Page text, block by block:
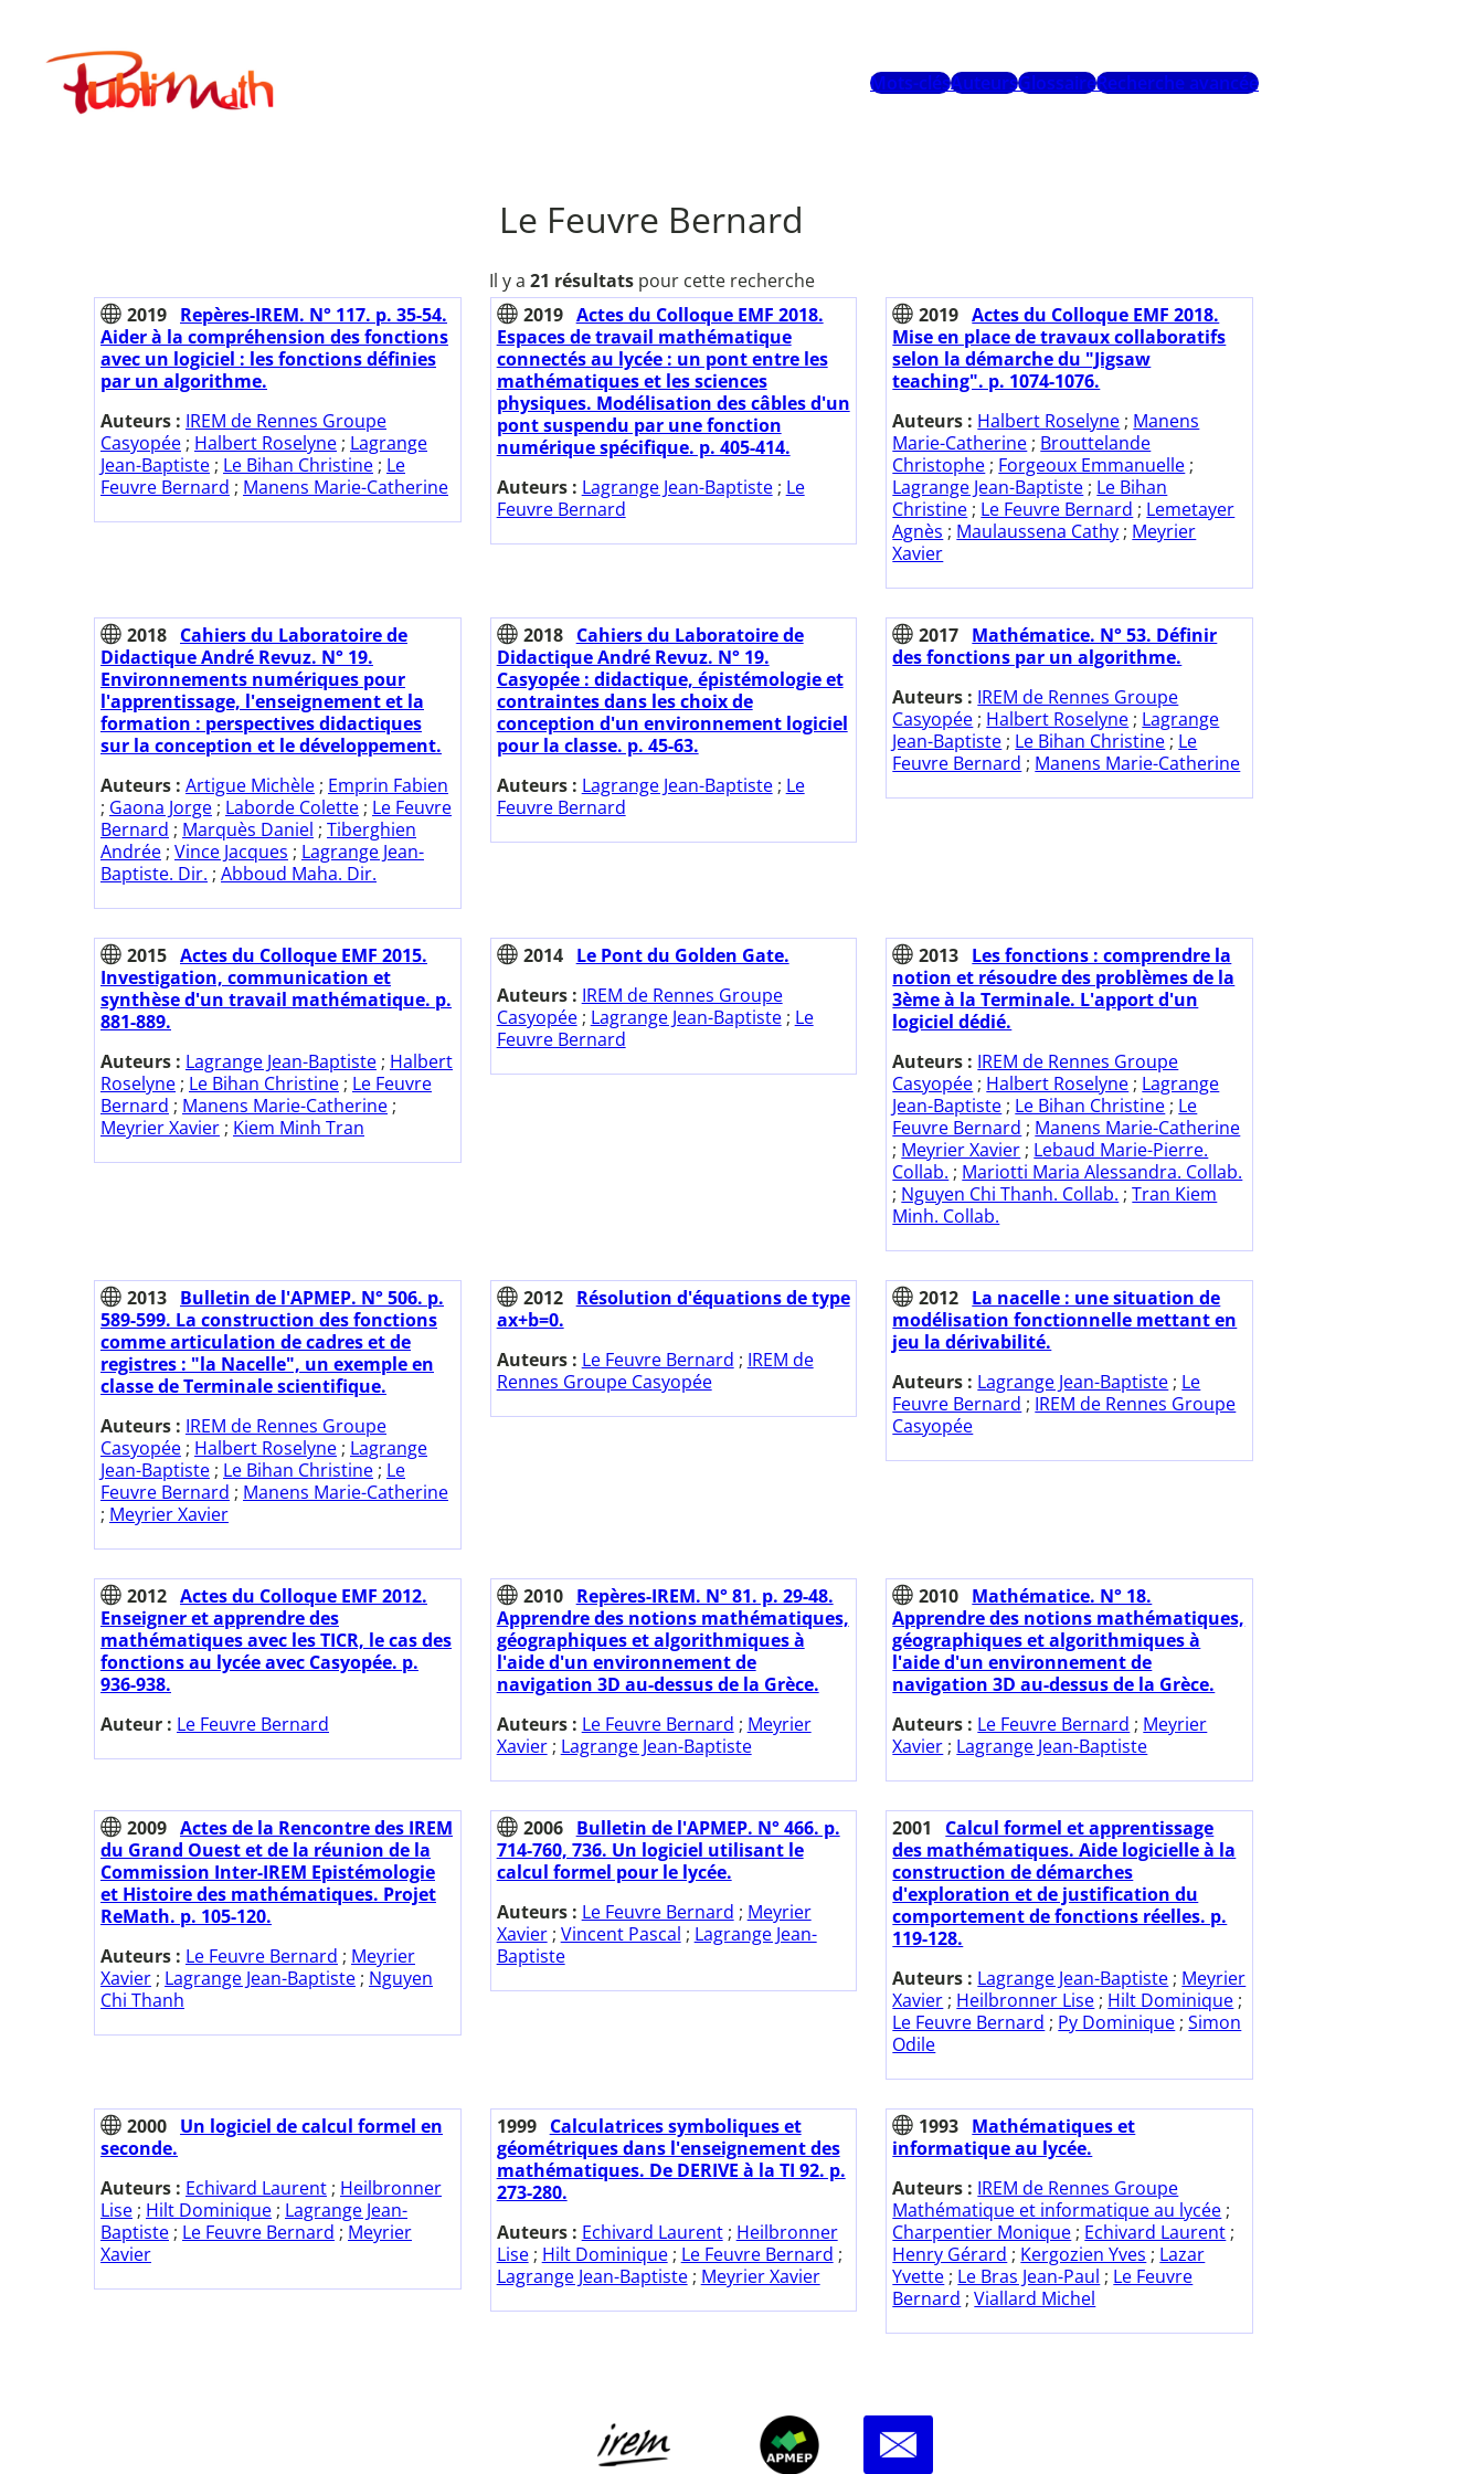
contenuPublimath
Mots-clésAuteursGlossaireRecherche avancée
Le Feuvre Bernard
Il y a 21 résultatspour cette recherche
2019 Repères-IREM. N° 117. p. 35-54.
Aider à la compréhension des fonctions
avec un logiciel : les fonctions définies
par un algorithme.
Auteurs : IREM de Rennes Groupe
Casyopée ; Halbert Roselyne ; Lagrange
Jean-Baptiste ; Le Bihan Christine ; Le
Feuvre Bernard ; Manens Marie-Catherine
2019 Actes du Colloque EMF 2018.
Espaces de travail mathématique
connectés au lycée : un pont entre les
mathématiques et les sciences
physiques. Modélisation des câbles d'un
pont suspendu par une fonction
numérique spécifique. p. 405-414.
Auteurs : Lagrange Jean-Baptiste; Le
Feuvre Bernard
2019 Actes du Colloque EMF 2018.
Mise en place de travaux collaboratifs
selon la démarche du "Jigsaw
teaching". p. 1074-1076.
Auteurs : Halbert Roselyne ; Manens
Marie-Catherine ; Brouttelande
Christophe ; Forgeoux Emmanuelle ;
Lagrange Jean-Baptiste ; Le Bihan
Christine ; Le Feuvre Bernard ; Lemetayer
Agnès ; Maulaussena Cathy ; Meyrier
Xavier
2018 Cahiers du Laboratoire de
Didactique André Revuz. N° 19.
Environnements numériques pour
l'apprentissage, l'enseignement et la
formation : perspectives didactiques
sur la conception et le développement.
Auteurs : Artigue Michèle ; Emprin Fabien
; Gaona Jorge ; Laborde Colette ; Le Feuvre
Bernard ; Marquès Daniel ; Tiberghien
Andrée ; Vince Jacques ; Lagrange Jean-
Baptiste. Dir. ; Abboud Maha. Dir.
2018
Cahiers du Laboratoire de
Didactique André Revuz. N° 19.
Casyopée : didactique, épistémologie et
contraintes dans les choix de
conception d'un environnement logiciel
pour la classe. p. 45-63.
Auteurs : Lagrange Jean-Baptiste; Le
Feuvre Bernard
2017 Mathématice. N° 53. Définir
des fonctions par un algorithme.
Auteurs : IREM de Rennes Groupe
Casyopée ; Halbert Roselyne ; Lagrange
Jean-Baptiste ; Le Bihan Christine ; Le
Feuvre Bernard ; Manens Marie-Catherine
2015 Actes du Colloque EMF 2015.
Investigation, communication et
synthèse d'un travail mathématique. p.
881-889.
Auteurs : Lagrange Jean-Baptiste ; Halbert
Roselyne ; Le Bihan Christine ; Le Feuvre
Bernard ; Manens Marie-Catherine ;
Meyrier Xavier ; Kiem Minh Tran
2014
Le Pont du Golden Gate.
Auteurs : IREM de Rennes Groupe
Casyopée; Lagrange Jean-Baptiste; Le
Feuvre Bernard
2013 Les fonctions : comprendre la
notion et résoudre des problèmes de la
3ème à la Terminale. L'apport d'un
logiciel dédié.
Auteurs : IREM de Rennes Groupe
Casyopée ; Halbert Roselyne ; Lagrange
Jean-Baptiste ; Le Bihan Christine ; Le
Feuvre Bernard ; Manens Marie-Catherine
; Meyrier Xavier ; Lebaud Marie-Pierre.
Collab. ; Mariotti Maria Alessandra. Collab.
; Nguyen Chi Thanh. Collab. ;Tran Kiem
Minh. Collab.
2013 Bulletin de l'APMEP. N° 506. p.
589-599. La construction des fonctions
comme articulation de cadres et de
registres : "la Nacelle", un exemple en
classe de Terminale scientifique.
Auteurs : IREM de Rennes Groupe
Casyopée ; Halbert Roselyne ; Lagrange
Jean-Baptiste ; Le Bihan Christine ; Le
Feuvre Bernard ; Manens Marie-Catherine
; Meyrier Xavier
2012
Résolution d'équations de type
ax+b=0.
Auteurs : Le Feuvre Bernard ; IREM de
Rennes Groupe Casyopée
2012 La nacelle : une situation de
modélisation fonctionnelle mettant en
jeu la dérivabilité.
Auteurs : Lagrange Jean-Baptiste ; Le
Feuvre Bernard ; IREM de Rennes Groupe
Casyopée
2012 Actes du Colloque EMF 2012.
Enseigner et apprendre des
mathématiques avec les TICR, le cas des
fonctions au lycée avec Casyopée. p.
936-938.
Auteur : Le Feuvre Bernard
2010
Repères-IREM. N° 81. p. 29-48.
Apprendre des notions mathématiques,
géographiques et algorithmiques à
l'aide d'un environnement de
navigation 3D au-dessus de la Grèce.
Auteurs : Le Feuvre Bernard ; Meyrier
Xavier; Lagrange Jean-Baptiste
2010 Mathématice. N° 18.
Apprendre des notions mathématiques,
géographiques et algorithmiques à
l'aide d'un environnement de
navigation 3D au-dessus de la Grèce.
Auteurs : Le Feuvre Bernard ; Meyrier
Xavier ; Lagrange Jean-Baptiste
2009 Actes de la Rencontre des IREM
du Grand Ouest et de la réunion de la
Commission Inter-IREM Epistémologie
et Histoire des mathématiques. Projet
ReMath. p. 105-120.
Auteurs : Le Feuvre Bernard ; Meyrier
Xavier ; Lagrange Jean-Baptiste ; Nguyen
Chi Thanh
2006
Bulletin de l'APMEP. N° 466. p.
714-760, 736. Un logiciel utilisant le
calcul formel pour le lycée.
Auteurs : Le Feuvre Bernard ; Meyrier
Xavier; Vincent Pascal ; Lagrange Jean-
Baptiste
2001
Calcul formel et apprentissage
des mathématiques. Aide logicielle à la
construction de démarches
d'exploration et de justification du
comportement de fonctions réelles. p.
119-128.
Auteurs : Lagrange Jean-Baptiste ; Meyrier
Xavier ; Heilbronner Lise ; Hilt Dominique ;
Le Feuvre Bernard ; Py Dominique ;Simon
Odile
2000 Un logiciel de calcul formel en
seconde.
Auteurs : Echivard Laurent ; Heilbronner
Lise ; Hilt Dominique ; Lagrange Jean-
Baptiste ; Le Feuvre Bernard ; Meyrier
Xavier
1999
Calculatrices symboliques et
géométriques dans l'enseignement des
mathématiques. De DERIVE à la TI 92. p.
273-280.
Auteurs : Echivard Laurent; Heilbronner
Lise; Hilt Dominique; Le Feuvre Bernard ;
Lagrange Jean-Baptiste; Meyrier Xavier
1993 Mathématiques et
informatique au lycée.
Auteurs : IREM de Rennes Groupe
Mathématique et informatique au lycée ;
Charpentier Monique ; Echivard Laurent ;
Henry Gérard ; Kergozien Yves ; Lazar
Yvette ; Le Bras Jean-Paul ; Le Feuvre
Bernard ;Viallard Michel